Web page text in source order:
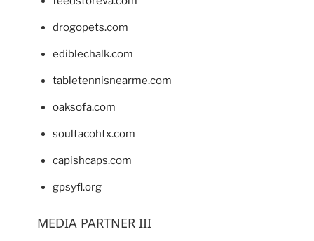
drogopets.com
ediblechalk.com
tabletennisnearme.com
oaksofa.com
soultacohtx.com
capishcaps.com
gpsyfl.org
MEDIA PARTNER III